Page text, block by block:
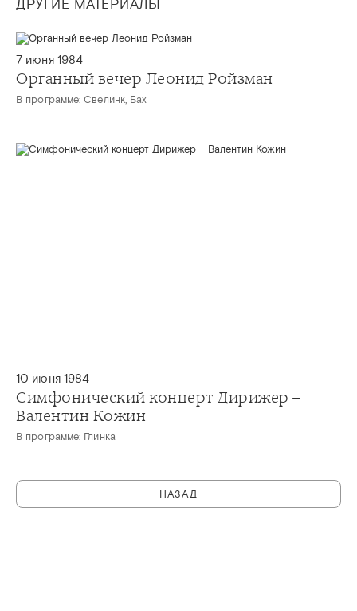
ДРУГИЕ МАТЕРИАЛЫ
7 июня 1984
Органный вечер Леонид Ройзман
В программе: Свелинк, Бах
10 июня 1984
Симфонический концерт Дирижер –
Валентин Кожин
В программе: Глинка
НАЗАД